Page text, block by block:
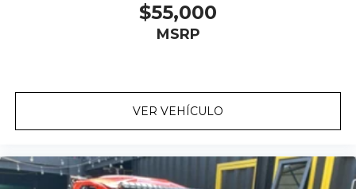
$55,000
MSRP
VER VEHÍCULO